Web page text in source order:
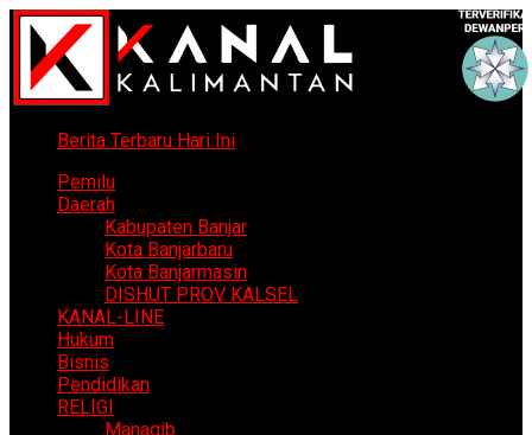
Berita Terbaru Hari Ini
Pemilu
Daerah
Kabupaten Banjar
Kota Banjarbaru
Kota Banjarmasin
DISHUT PROV KALSEL
KANAL-LINE
Hukum
Bisnis
Pendidikan
RELIGI
Manaqib